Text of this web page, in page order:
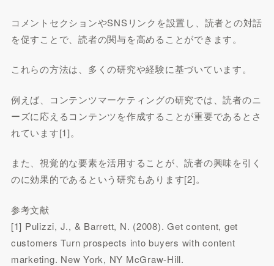
コメントセクションやSNSリンクを設置し、読者との対話
を促すことで、読者の関与を高めることができます。
これらの方法は、多くの研究や経験に基づいています。
例えば、コンテンツマーケティングの研究では、読者のニ
ーズに応えるコンテンツを作成することが重要であるとさ
れています[1]。
また、視覚的な要素を活用することが、読者の興味を引く
のに効果的であるという研究もあります[2]。
参考文献
[1] Pulizzi, J., & Barrett, N. (2008). Get content, get
customers Turn prospects into buyers with content
marketing. New York, NY McGraw-Hill.